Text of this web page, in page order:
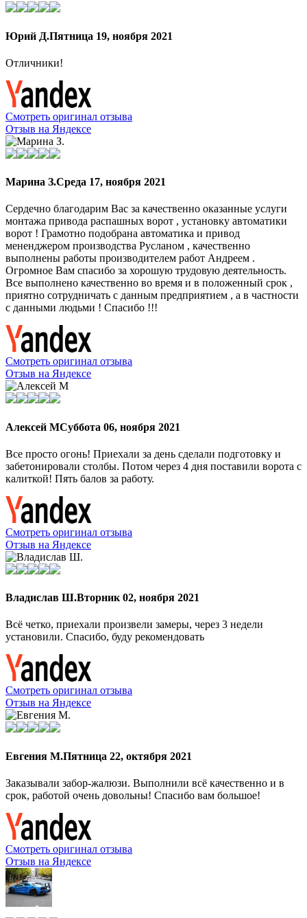
Юрий Д.Пятница 19, ноября 2021
Отличники!
Смотреть оригинал отзыва
Отзыв на Яндексе
Марина З.Среда 17, ноября 2021
Сердечно благодарим Вас за качественно оказанные услуги
монтажа привода распашных ворот , установку автоматики
ворот ! Грамотно подобрана автоматика и привод
мененджером производства Русланом , качественно
выполнены работы производителем работ Андреем .
Огромное Вам спасибо за хорошую трудовую деятельность.
Все выполнено качественно во время и в положенный срок ,
приятно сотрудничать с данным предприятием , а в частности
с данными людьми ! Спасибо !!!
Смотреть оригинал отзыва
Отзыв на Яндексе
Алексей МСуббота 06, ноября 2021
Все просто огонь! Приехали за день сделали подготовку и
забетонировали столбы. Потом через 4 дня поставили ворота с
калиткой! Пять балов за работу.
Смотреть оригинал отзыва
Отзыв на Яндексе
Владислав Ш.Вторник 02, ноября 2021
Всё четко, приехали произвели замеры, через 3 недели
установили. Спасибо, буду рекомендовать
Смотреть оригинал отзыва
Отзыв на Яндексе
Евгения М.Пятница 22, октября 2021
Заказывали забор-жалюзи. Выполнили всё качественно и в
срок, работой очень довольны! Спасибо вам большое!
Смотреть оригинал отзыва
Отзыв на Яндексе